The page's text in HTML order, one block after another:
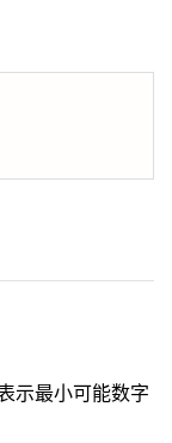
示最小可能数字